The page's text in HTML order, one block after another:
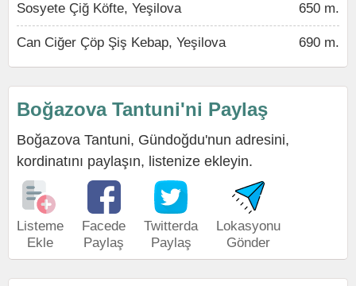
Sosyete Çiğ Köfte, Yeşilova 650 m.
Can Ciğer Çöp Şiş Kebap, Yeşilova 690 m.
Boğazova Tantuni'ni Paylaş
Boğazova Tantuni, Gündoğdu'nun adresini,
kordinatını paylaşın, listenize ekleyin.
Listeme
Ekle
Facede
Paylaş
Twitterda
Paylaş
Lokasyonu
Gönder